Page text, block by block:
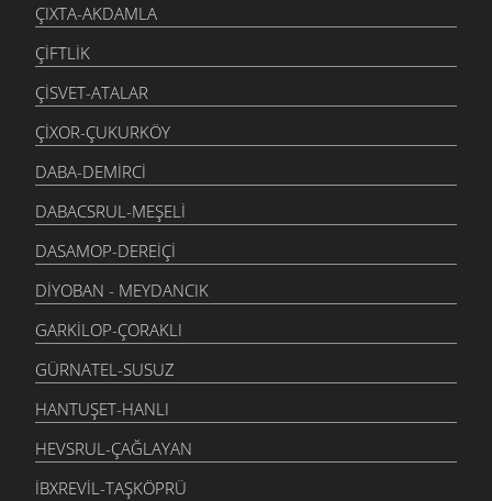
ÇIXTA-AKDAMLA
ÇIFTLIK
ÇISVET-ATALAR
ÇIXOR-ÇUKURKÖY
DABA-DEMIRCI
DABACSRUL-MEŞELI
DASAMOP-DEREIÇI
DIYOBAN - MEYDANCIK
GARKILOP-ÇORAKLI
GÜRNATEL-SUSUZ
HANTUŞET-HANLI
HEVSRUL-ÇAĞLAYAN
İBXREVIL-TAŞKÖPRÜ